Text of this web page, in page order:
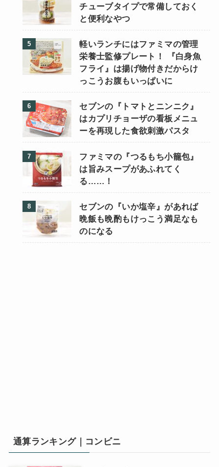
チューブタイプで常備しておく
と便利なやつ
軽いランチにはファミマの管理
栄養士監修プレート！ 『白身魚
フライ』は揚げ物付きだからけ
っこうお腹もいっぱいに
セブンの『トマトとニンニク』
はカプリチョーザの看板メニュ
ーを再現した食欲刺激パスタ
ファミマの『つるもち小籠包』
は旨みスープがあふれてく
る……！
セブンの『いか塩辛』があれば
晩飯も晩酌もけっこう満足なも
のになる
通算ランキング｜コンビニ